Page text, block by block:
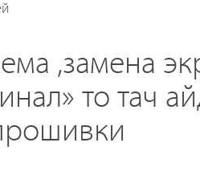
,замена
то тач